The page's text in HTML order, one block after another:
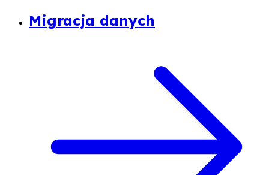
Migracja danych